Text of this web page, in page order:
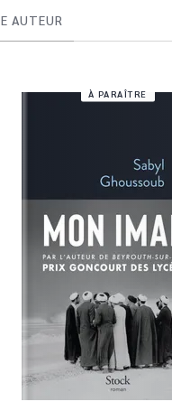
AUTEUR
À PARAÎTRE